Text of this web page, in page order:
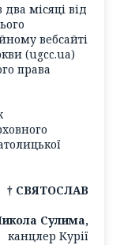
місяці від
вебсайті
(ugcc.ua)
права
† СВЯТОСЛАВ
Сулима,
канцлер Курії